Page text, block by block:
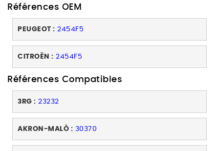
Références OEM
PEUGEOT : 2454F5
CITROËN : 2454F5
Références Compatibles
3RG : 23232
AKRON-MALÒ : 30370